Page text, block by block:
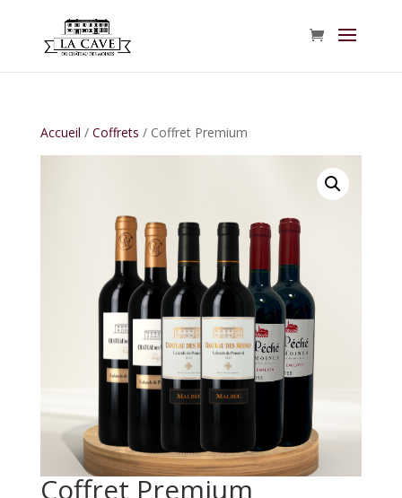
Accueil / Coffrets / Coffret Premium
Coffret Premium